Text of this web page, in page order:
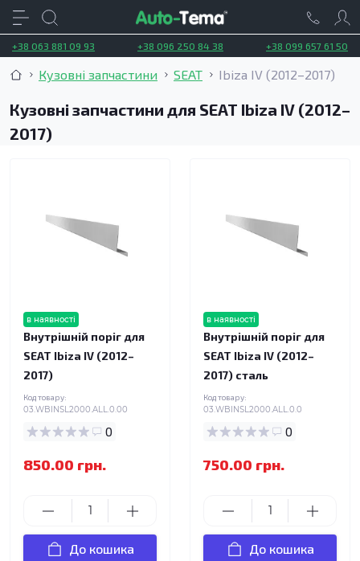
+38 063 881 09 93 +38 096 250 84 38 +38 099 657 61 50
Кузовні запчастини SEAT Ibiza IV (2012–2017)
Кузовні запчастини для SEAT Ibiza IV (2012–
2017)
в наявності
Внутрішній поріг для
SEAT Ibiza IV (2012–
2017)
Код товару:
03.WBINSL2000.ALL.0.00
0
850.00 грн.
До кошика
в наявності
Внутрішній поріг для
SEAT Ibiza IV (2012–
2017) сталь
Код товару:
03.WBINSL2000.ALL.0.0
0
750.00 грн.
До кошика